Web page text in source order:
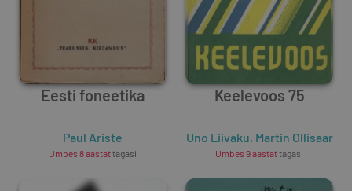
Eesti foneetika
Paul Ariste
Umbes 8 aastattagasi
Keelevoos 75
Uno Liivaku, Martin Ollisaar
Umbes 9 aastattagasi